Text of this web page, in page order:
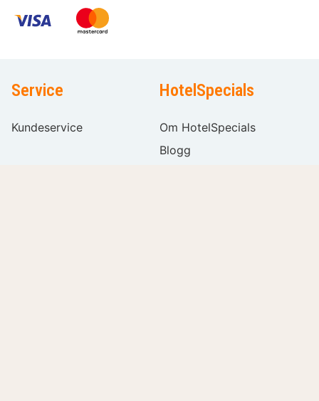
Service
Kundeservice
HotelSpecials
Om HotelSpecials
Blogg